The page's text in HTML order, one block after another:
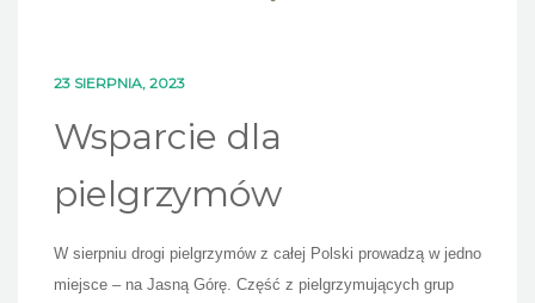
23 SIERPNIA, 2023
Wsparcie dla
pielgrzymów
W sierpniu drogi pielgrzymów z całej Polski prowadzą w jedno
miejsce – na Jasną Górę. Część z pielgrzymujących grup